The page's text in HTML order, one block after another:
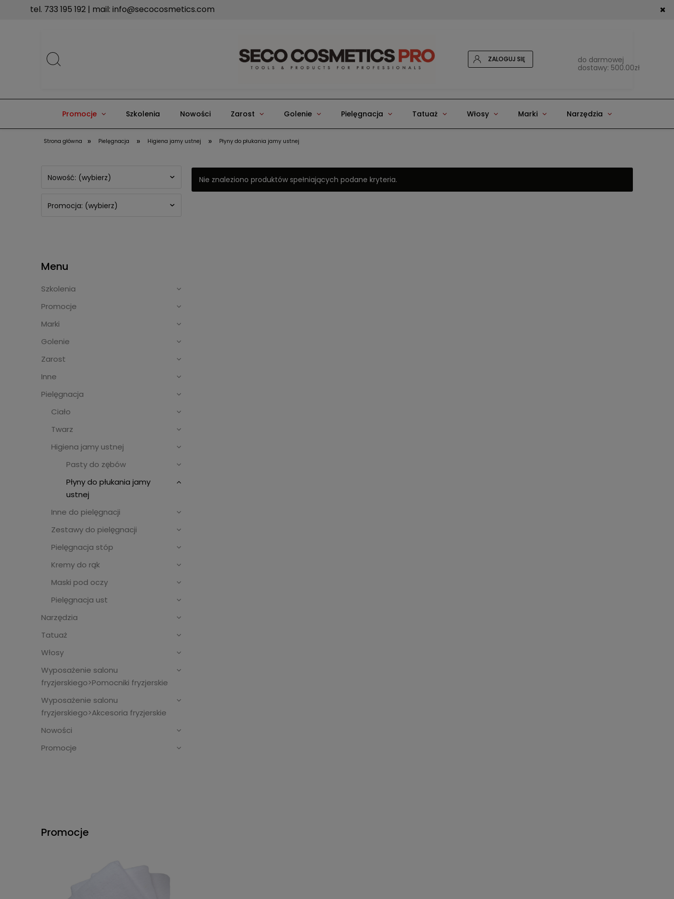
tel. 733 195 192 | mail: info@secocosmetics.com
ZALOGUJ SIĘ
do darmowej
dostawy: 500.00zł
Promocje Szkolenia Nowości Zarost Golenie Pielęgnacja Tatuaż Włosy Marki Narzędzia
Strona główna » Pielęgnacja » Higiena jamy ustnej » Płyny do płukania jamy ustnej
Nowość: (wybierz)
Promocja: (wybierz)
Menu
Szkolenia
Promocje
Marki
Golenie
Zarost
Inne
Pielęgnacja
Ciało
Twarz
Higiena jamy ustnej
Pasty do zębów
Płyny do płukania jamy
ustnej
Inne do pielęgnacji
Zestawy do pielęgnacji
Pielęgnacja stóp
Kremy do rąk
Maski pod oczy
Pielęgnacja ust
Narzędzia
Tatuaż
Włosy
Wyposażenie salonu
fryzjerskiego>Pomocniki fryzjerskie
Wyposażenie salonu
fryzjerskiego>Akcesoria fryzjerskie
Nowości
Promocje
Promocje
Nie znaleziono produktów spełniających podane kryteria.